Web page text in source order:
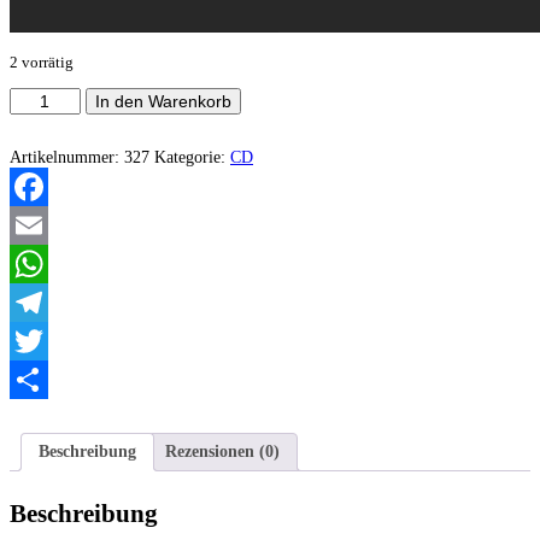
2 vorrätig
-
of
Destructive
Hate
Menge
In den Warenkorb
Artikelnummer: 327 Kategorie: CD
Facebook
Email
WhatsApp
Telegram
Twitter
Beschreibung
Rezensionen (0)
Beschreibung